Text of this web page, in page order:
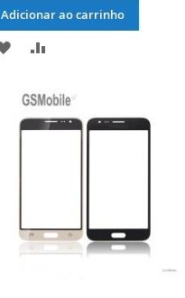
Adicionar ao carrinho
ADICIONAR
LISTA
DE
ADICIONAR
COMPARAÇÃO